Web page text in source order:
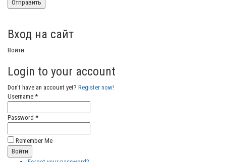
Вход на сайт
Войти
Login to your account
Don't have an account yet? Register now!
Username *
Password *
Remember Me